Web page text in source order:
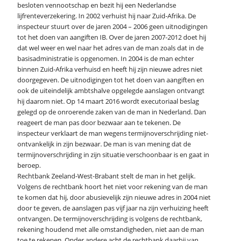
besloten vennootschap en bezit hij een Nederlandse
lijfrenteverzekering. In 2002 verhuist hij naar Zuid-Afrika. De
inspecteur stuurt over de jaren 2004 – 2006 geen uitnodigingen
tot het doen van aangiften IB. Over de jaren 2007-2012 doet hij
dat wel weer en wel naar het adres van de man zoals dat in de
basisadministratie is opgenomen. In 2004 is de man echter
binnen Zuid-Afrika verhuisd en heeft hij zijn nieuwe adres niet
doorgegeven. De uitnodigingen tot het doen van aangiften en
ook de uiteindelijk ambtshalve opgelegde aanslagen ontvangt
hij daarom niet. Op 14 maart 2016 wordt executoriaal beslag
gelegd op de onroerende zaken van de man in Nederland. Dan
reageert de man pas door bezwaar aan te tekenen. De
inspecteur verklaart de man wegens termijnoverschrijding niet-
ontvankelijk in zijn bezwaar. De man is van mening dat de
termijnoverschrijding in zijn situatie verschoonbaar is en gaat in
beroep.
Rechtbank Zeeland-West-Brabant stelt de man in het gelijk.
Volgens de rechtbank hoort het niet voor rekening van de man
te komen dat hij, door abusievelijk zijn nieuwe adres in 2004 niet
door te geven, de aanslagen pas vijf jaar na zijn verhuizing heeft
ontvangen. De termijnoverschrijding is volgens de rechtbank,
rekening houdend met alle omstandigheden, niet aan de man